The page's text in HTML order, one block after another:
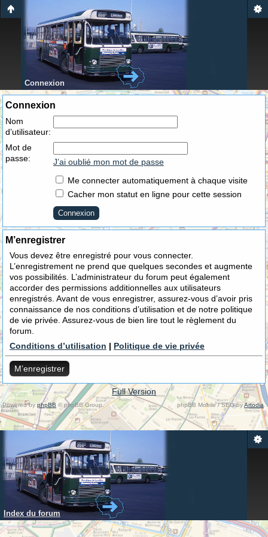
Connexion
Connexion
Nom
d’utilisateur:
Mot de
passe:
J’ai oublié mon mot de passe
Me connecter automatiquement à chaque visite
Cacher mon statut en ligne pour cette session
M’enregistrer
Vous devez être enregistré pour vous connecter.
L’enregistrement ne prend que quelques secondes et augmente
vos possibilités. L’administrateur du forum peut également
accorder des permissions additionnelles aux utilisateurs
enregistrés. Avant de vous enregistrer, assurez-vous d’avoir pris
connaissance de nos conditions d’utilisation et de notre politique
de vie privée. Assurez-vous de bien lire tout le règlement du
forum.
Conditions d’utilisation | Politique de vie privée
M’enregistrer
Full Version
Powered byphpBB © phpBB Group. phpBB Mobile / SEO byArtodia .
Index du forum